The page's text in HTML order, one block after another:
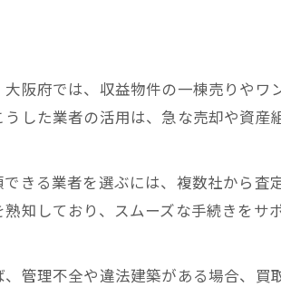
阪府では、収益物件の一棟売りやワ
した業者の活用は、急な売却や資産
きる業者を選ぶには、複数社から査
知しており、スムーズな手続きをサ
管理不全や違法建築がある場合、買